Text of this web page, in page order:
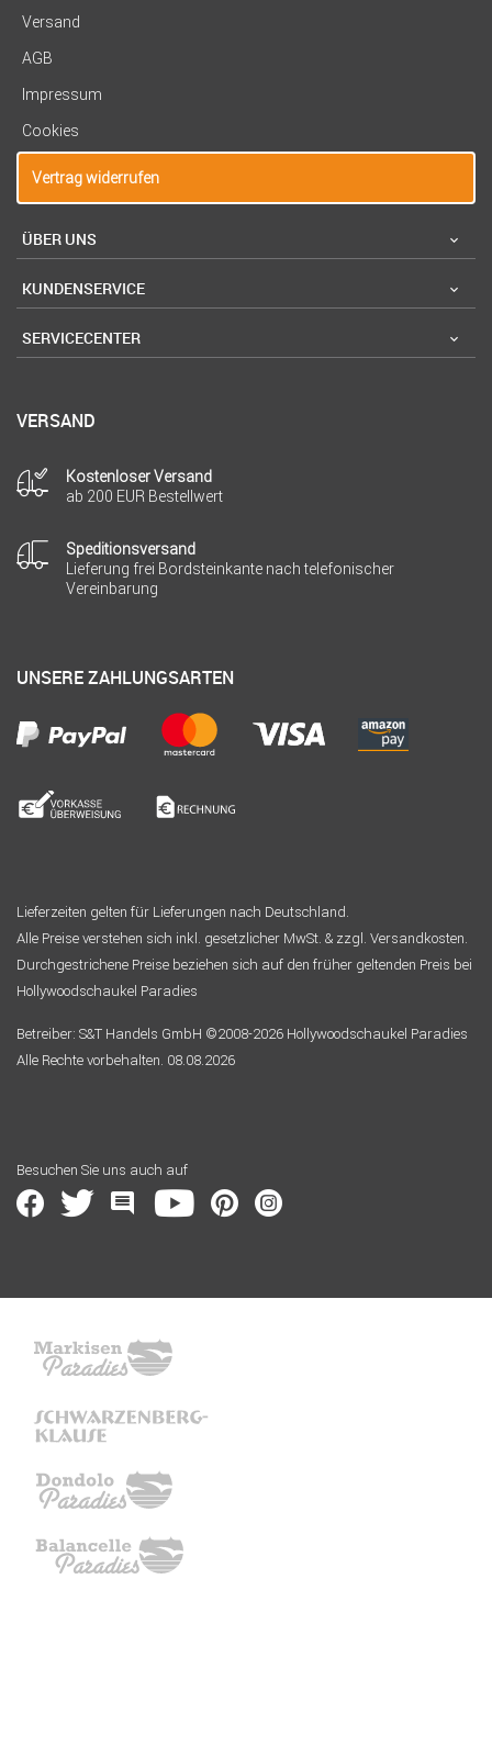
Versand
AGB
Impressum
Cookies
Vertrag widerrufen
ÜBER UNS
KUNDENSERVICE
SERVICECENTER
VERSAND
Kostenloser Versand
ab 200 EUR Bestellwert
Speditionsversand
Lieferung frei Bordsteinkante nach telefonischer
Vereinbarung
UNSERE ZAHLUNGSARTEN
Lieferzeiten gelten für Lieferungen nach Deutschland.
Alle Preise verstehen sich inkl. gesetzlicher MwSt. & zzgl. Versandkosten.
Durchgestrichene Preise beziehen sich auf den früher geltenden Preis bei
Hollywoodschaukel Paradies
Betreiber: S&T Handels GmbH ©2008-2026 Hollywoodschaukel Paradies
Alle Rechte vorbehalten. 08.08.2026
Besuchen Sie uns auch auf